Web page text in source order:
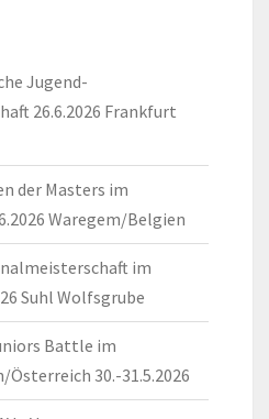
Jugend-
26.6.2026 Frankfurt
der Masters im
Waregem/Belgien
im
Suhl Wolfsgrube
Battle im
30.-31.5.2026